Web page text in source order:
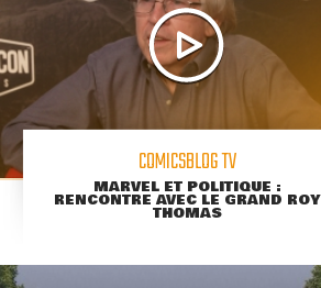
COMICSBLOG TV
MARVEL ET POLITIQUE :
RENCONTRE AVEC LE GRAND ROY
THOMAS